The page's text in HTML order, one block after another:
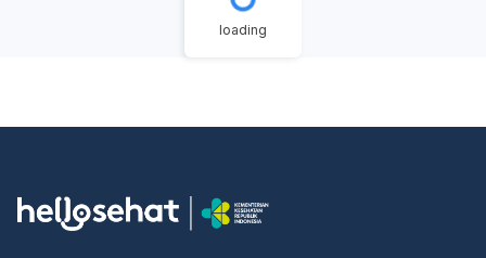
Mataram,Wa 085122668890 Malang,Wa 085122668890
Magelang,Wa 085122668890 Lubuk Linggau,Wa
085122668890 Bogor,Wa 085122668890 Bitung, Wa
085122668890 Bima,Wa 085122668890 Bekasi,Wa
gerakan dalam dua jam, atau jika Anda merasa sangat
khawatir, segera konsultasikan dengan dokter
kandungan Anda untuk pemeriksaan lebih lanjut.
saja.
loading